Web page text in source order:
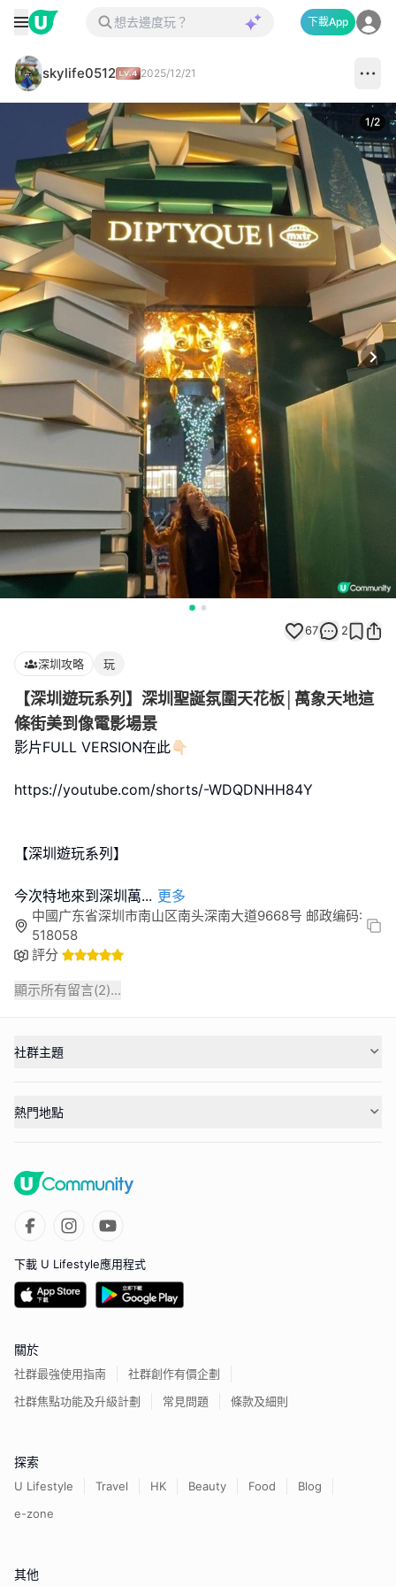
下載App
skylife0512 2025/12/21
1/2
67 2
深圳攻略 玩
【深圳遊玩系列】深圳聖誕氛圍天花板│萬象天地這
條街美到像電影場景
影片FULL VERSION在此👇🏻
https://youtube.com/shorts/-WDQDNHH84Y
【深圳遊玩系列】
今次特地來到深圳萬... 更多
中國广东省深圳市南山区南头深南大道9668号 邮政编码:
518058
評分
顯示所有留言(2)...
社群主題
熱門地點
下載 U Lifestyle應用程式
關於
社群最強使用指南
社群創作有價企劃
社群焦點功能及升級計劃
常見問題 條款及細則
探索
U Lifestyle Travel HK Beauty Food
Blog
e-zone
其他